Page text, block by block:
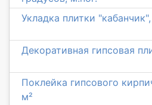
Укладка плитки
Декоративная гипсовая
Поклейка гипсового
м²